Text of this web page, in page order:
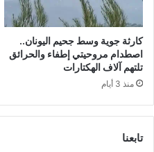
كارثة جوية وسط جحيم اليونان..
اصطدام مروحيتي إطفاء والحرائق
تلتهم آلاف الهكتارات
منذ 3 أيام
تابعنا